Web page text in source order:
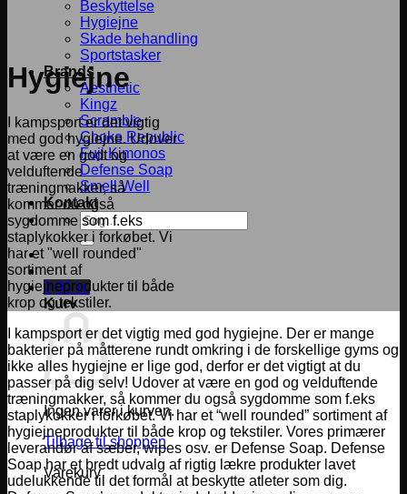
Beskyttelse
Hygiejne
Skade behandling
Sportstasker
Brands
Aesthetic
Kingz
Scramble
Choke Republic
Fuji Kimonos
Defense Soap
Smell Well
Kontakt
Søg
efter:
0,00kr.
Kurv
Ingen varer i kurven.
Tilbage til shoppen
Varekurv
Hygiejne
I kampsport er det vigtig
med god hygiejne. Udover
at være en godt og
velduftende
træningmakker, så
kommer du også
sygdomme som f.eks
staplykokker i forkøbet. Vi
har et "well rounded"
sortiment af
hygiejneprodukter til både
krop og tekstiler.
I kampsport er det vigtig med god hygiejne. Der er mange
bakterier på måtterene rundt omkring i de forskellige gyms og
ikke alles hygiejne er lige god, derfor er det vigtigt at du
passer på dig selv! Udover at være en god og velduftende
træningmakker, så kommer du også sygdomme som f.eks
staplykokker i forkøbet. Vi har et “well rounded” sortiment af
hygiejneprodukter til både krop og tekstiler. Vores primærer
leverandør af sæber, wipes osv. er Defense Soap. Defense
Soap har et bredt udvalg af rigtig lækre produkter lavet
udelukkende til det formål at beskytte atleter som dig.